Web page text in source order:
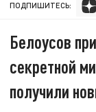
ПОДПИШИТЕСЬ:
Белоусов
секретной
получили